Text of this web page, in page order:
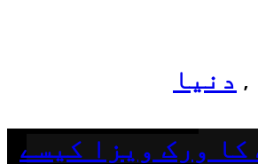
, دنیا
کا ورک ویزا کیسے